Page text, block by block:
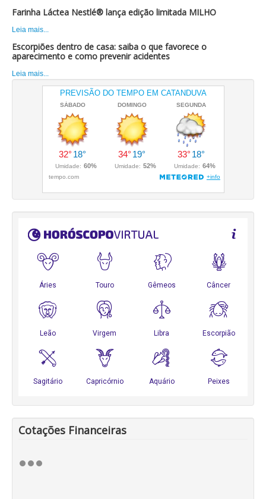
Farinha Láctea Nestlé® lança edição limitada MILHO
Leia mais...
Escorpiões dentro de casa: saiba o que favorece o
aparecimento e como prevenir acidentes
Leia mais...
Cotações Financeiras